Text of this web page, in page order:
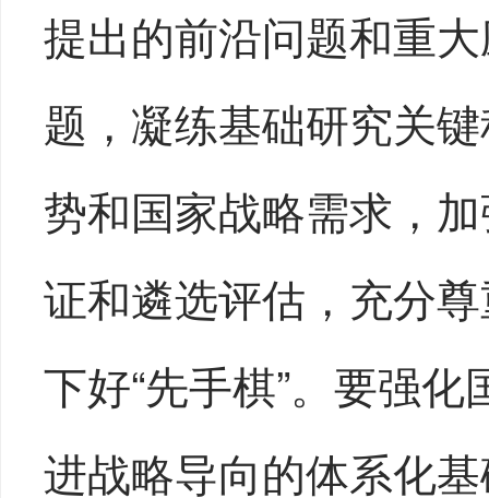
提出的前沿问题和重
题，凝练基础研究关
势和国家战略需求，
证和遴选评估，充分
下好“先手棋”。要强
进战略导向的体系化